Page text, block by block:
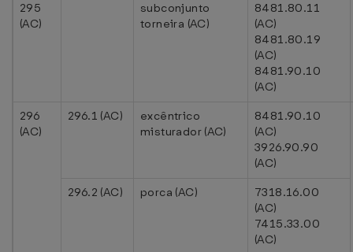
295
(AC)
subconjunto
torneira (AC)
8481.80.11
(AC)
8481.80.19
(AC)
8481.90.10
(AC)
296
(AC)
296.1 (AC)
excêntrico
misturador (AC)
8481.90.10
(AC)
3926.90.90
(AC)
296.2 (AC)
porca (AC)
7318.16.00
(AC)
7415.33.00
(AC)